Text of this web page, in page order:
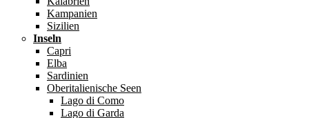
Kampanien
Sizilien
Inseln
Capri
Elba
Sardinien
Oberitalienische Seen
Lago di Como
Lago di Garda